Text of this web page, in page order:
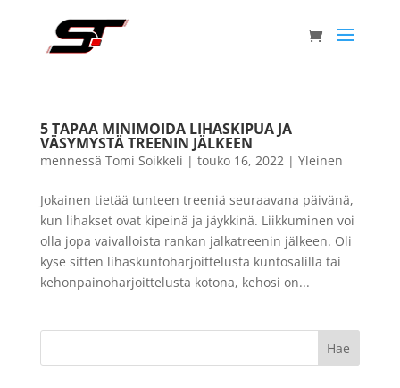
5 TAPAA MINIMOIDA LIHASKIPUA JA
VÄSYMYSTÄ TREENIN JÄLKEEN
mennessä Tomi Soikkeli | touko 16, 2022| Yleinen
Jokainen tietää tunteen treeniä seuraavana päivänä,
kun lihakset ovat kipeinä ja jäykkinä. Liikkuminen voi
olla jopa vaivalloista rankan jalkatreenin jälkeen. Oli
kyse sitten lihaskuntoharjoittelusta kuntosalilla tai
kehonpainoharjoittelusta kotona, kehosi on...